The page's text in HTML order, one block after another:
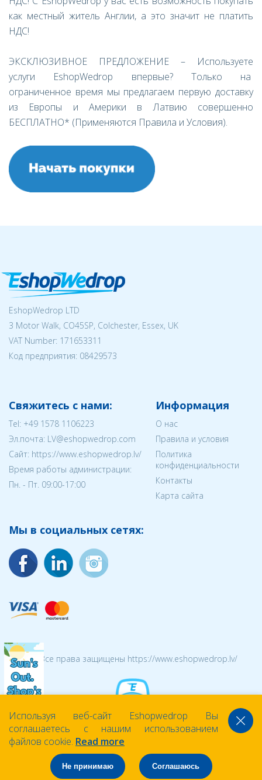
как местный житель Англии, а это значит не платить
НДС!
ЭКСКЛЮЗИВНОЕ ПРЕДЛОЖЕНИЕ – Используете
услуги EshopWedrop впервые? Только на
ограниченное время мы предлагаем первую доставку
из Европы и Америки в Латвию совершенно
БЕСПЛАТНО* (Применяются Правила и Условия).
EshopWedrop LTD
3 Motor Walk, CO45SP, Colchester, Essex, UK
VAT Number: 171653311
Код предприятия: 08429573
Свяжитесь с нами:
Tel: +49 1578 1106223
Эл.почта: LV@eshopwedrop.com
Cайт: https://www.eshopwedrop.lv/
Время работы администрации:
Пн. - Пт. 09:00-17:00
Информация
О нас
Правила и условия
Политика
конфиденциальности
Контакты
Карта сайта
Мы в социальных сетях:
© 2026 Все права защищены https://www.eshopwedrop.lv/
Используя веб-сайт Eshopwedrop Вы
соглашаетесь с нашим использованием
файлов cookie. Read more
Не принимаю Соглашаюсь